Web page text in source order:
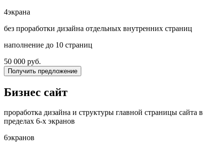
4экрана
без проработки дизайна отдельных внутренних страниц
наполнение до 10 страниц
50 000 руб.
Получить предложение
Бизнес сайт
проработка дизайна и структуры главной страницы сайта в
пределах 6-х экранов
6экранов